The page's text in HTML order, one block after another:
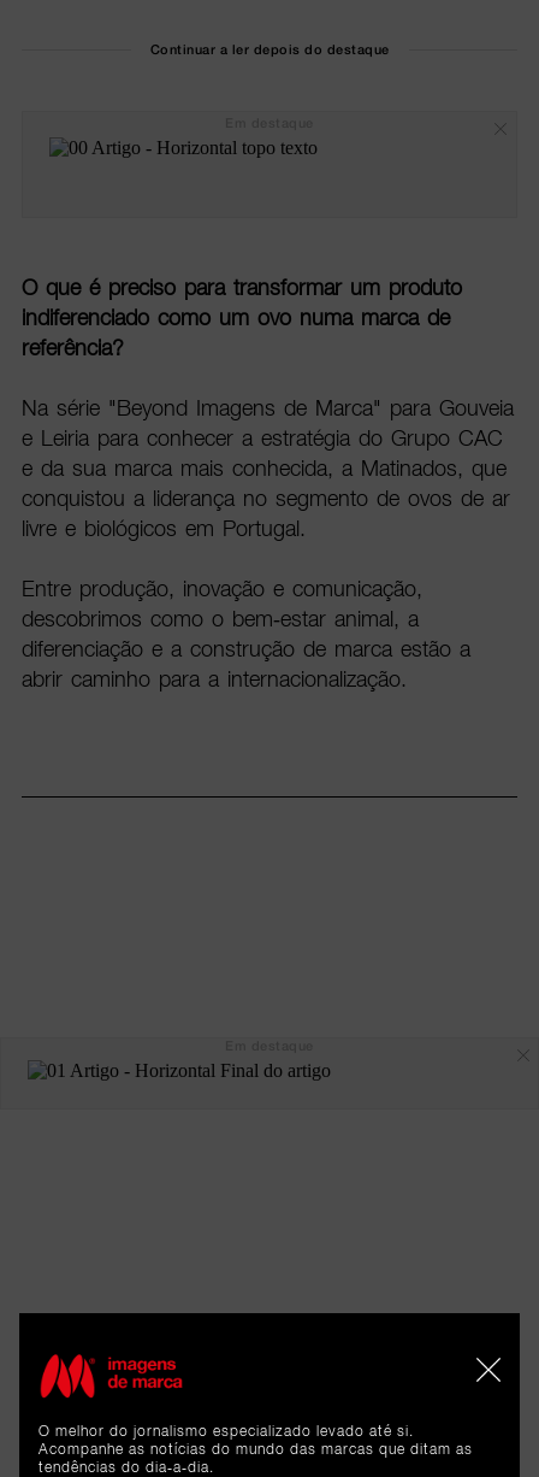
Continuar a ler depois do destaque
O que é preciso para transformar um produto
indiferenciado como um ovo numa marca de
referência?
Na série "Beyond Imagens de Marca" para Gouveia
e Leiria para conhecer a estratégia do Grupo CAC
e da sua marca mais conhecida, a Matinados, que
conquistou a liderança no segmento de ovos de ar
livre e biológicos em Portugal.
Entre produção, inovação e comunicação,
descobrimos como o bem-estar animal, a
diferenciação e a construção de marca estão a
abrir caminho para a internacionalização.
ARTIGOS
RELACIONADOS
O melhor do jornalismo especializado levado até si.
Acompanhe as notícias do mundo das marcas que ditam as
tendências do dia-a-dia.